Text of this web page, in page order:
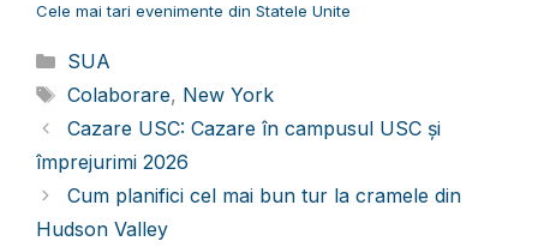
Cele mai tari evenimente din Statele Unite
Categorii
SUA
Etichete
Colaborare, New York
Cazare USC: Cazare în campusul USC și
împrejurimi 2026
Cum planifici cel mai bun tur la cramele din
Hudson Valley